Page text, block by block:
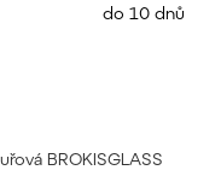
do 10 dnů
BROKISGLASS